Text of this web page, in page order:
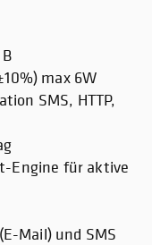
max 6W
SMS, HTTP,
Engine für aktive
Mail) und SMS